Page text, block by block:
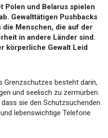
Polen und Belarus spielen
Gewalttätigen Pushbacks
Menschen, die auf der
in andere Länder sind.
körperliche Gewalt Leid
Grenzschutzes besteht darin,
und seelisch zu zermürben.
sie den Schutzsuchenden
lebenswichtige Telefone